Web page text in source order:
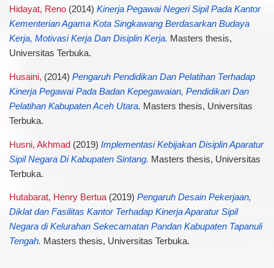
Hidayat, Reno(2014) Kinerja Pegawai Negeri Sipil Pada Kantor
Kementerian Agama Kota Singkawang Berdasarkan Budaya
Kerja, Motivasi Kerja Dan Disiplin Kerja. Masters thesis,
Universitas Terbuka.
Husaini, (2014) Pengaruh Pendidikan Dan Pelatihan Terhadap
Kinerja Pegawai Pada Badan Kepegawaian, Pendidikan Dan
Pelatihan Kabupaten Aceh Utara. Masters thesis, Universitas
Terbuka.
Husni, Akhmad (2019) Implementasi Kebijakan Disiplin Aparatur
Sipil Negara Di Kabupaten Sintang. Masters thesis, Universitas
Terbuka.
Hutabarat, Henry Bertua(2019) Pengaruh Desain Pekerjaan,
Diklat dan Fasilitas Kantor Terhadap Kinerja Aparatur Sipil
Negara di Kelurahan Sekecamatan Pandan Kabupaten Tapanuli
Tengah. Masters thesis, Universitas Terbuka.